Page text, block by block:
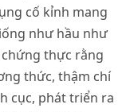
cố kỉnh mang
như hầu như
thực rằng
thức, thậm chí
cục, phát triển ra